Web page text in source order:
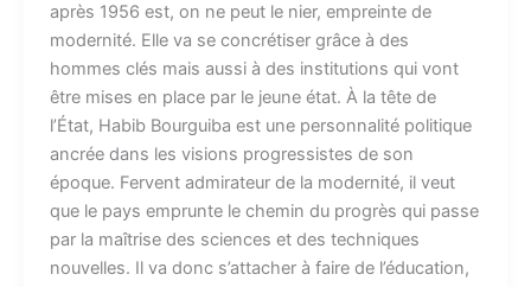
après 1956 est, on ne peut le nier, empreinte de
modernité. Elle va se concrétiser grâce à des
hommes clés mais aussi à des institutions qui vont
être mises en place par le jeune état. À la tête de
l’État, Habib Bourguiba est une personnalité politique
ancrée dans les visions progressistes de son
époque. Fervent admirateur de la modernité, il veut
que le pays emprunte le chemin du progrès qui passe
par la maîtrise des sciences et des techniques
nouvelles. Il va donc s’attacher à faire de l’éducation,